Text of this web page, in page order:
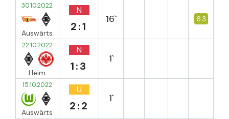
30.10.2022
Auswärts
N
2:1
16` 6.3
22.10.2022
Heim
N
1:3
1`
15.10.2022
Auswärts
U
2:2
1`